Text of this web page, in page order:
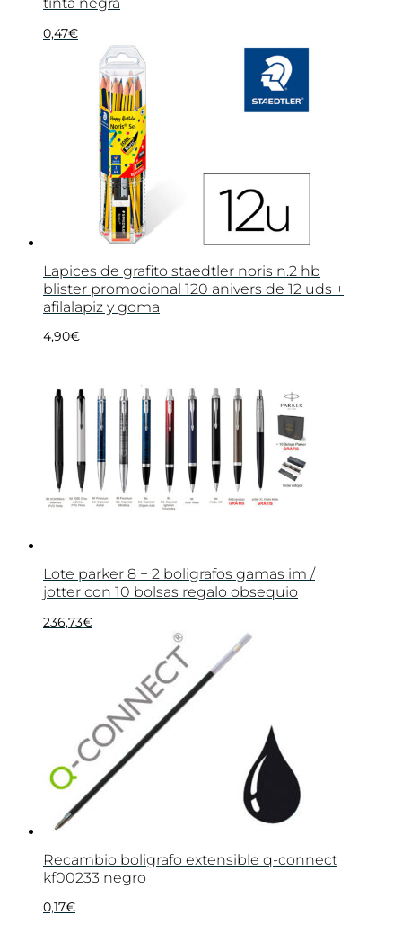
tinta negra
0,47€
Lapices de grafito staedtler noris n.2 hb
blister promocional 120 anivers de 12 uds +
afilalapiz y goma
4,90€
Lote parker 8 + 2 boligrafos gamas im /
jotter con 10 bolsas regalo obsequio
236,73€
Recambio boligrafo extensible q-connect
kf00233 negro
0,17€